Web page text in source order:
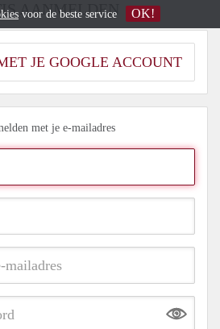
AANMELDEN
JE GOOGLE ACCOUNT
met je e-mailadres
voor de beste service OK!